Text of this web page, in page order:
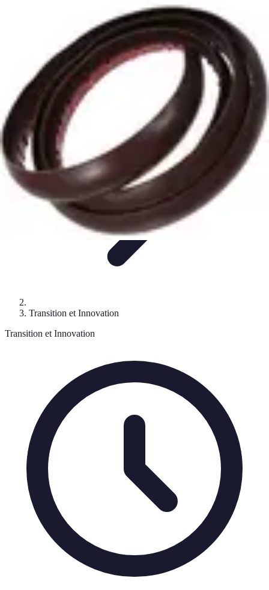
Gestion des Parties Prenantes
Gestion de
Gestion de ProjetComparatifs
Projets Matures
Transition et Innovation
Transition et Innovation